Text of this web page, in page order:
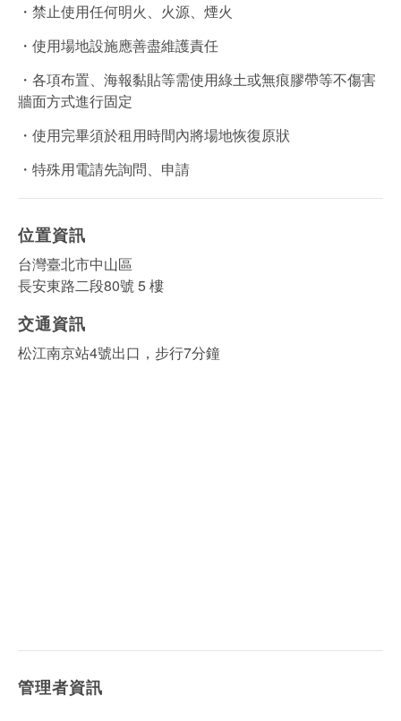
・禁止使用任何明火、火源、煙火
・使用場地設施應善盡維護責任
・各項布置、海報黏貼等需使用綠土或無痕膠帶等不傷害
牆面方式進行固定
・使用完畢須於租用時間內將場地恢復原狀
・特殊用電請先詢問、申請
位置資訊
台灣臺北市中山區
長安東路二段80號 5 樓
交通資訊
松江南京站4號出口，步行7分鐘
管理者資訊